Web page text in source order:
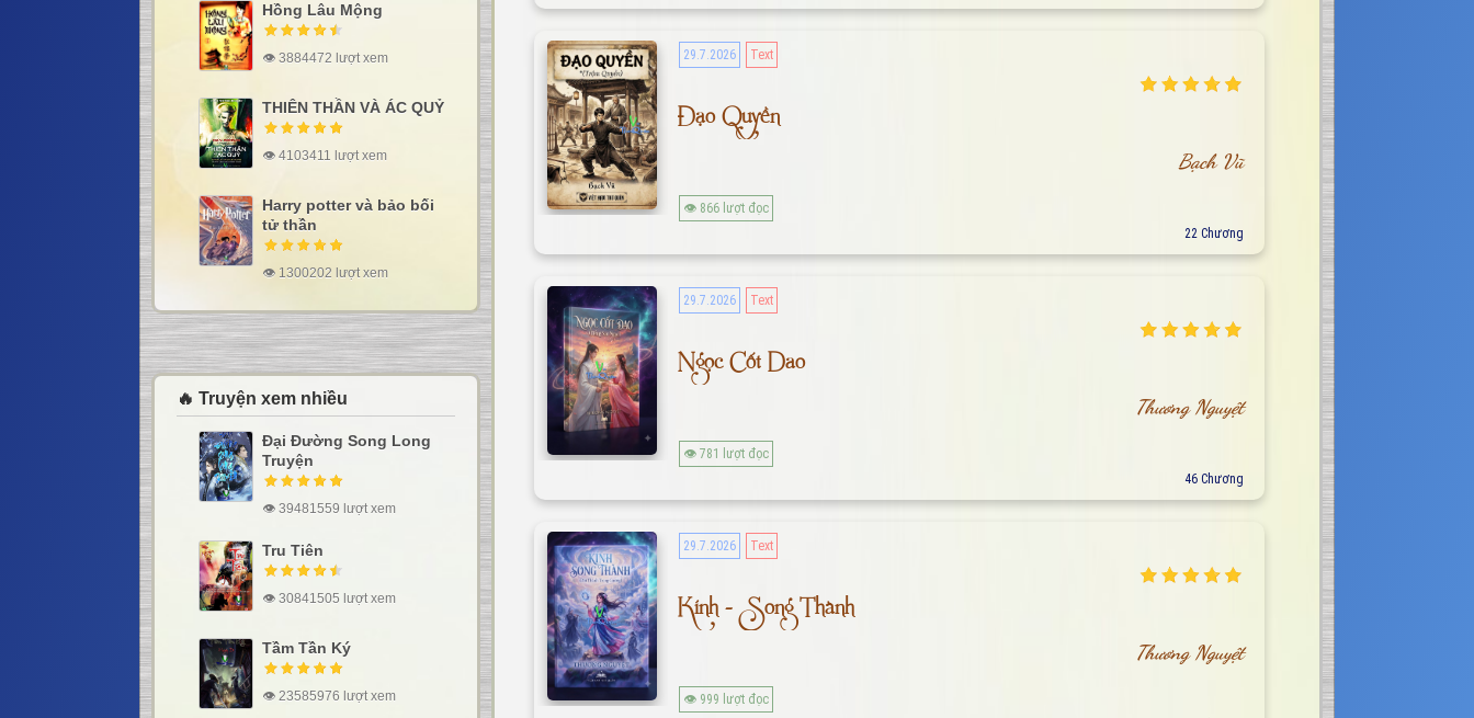
29.7.2026 Text
Đạo Quyền
Bạch Vũ
👁 866 lượt đọc
22 Chương
29.7.2026 Text
Ngọc Cốt Dao
Thương Nguyệt
👁 781 lượt đọc
46 Chương
29.7.2026 Text
Kính - Song Thành
Thương Nguyệt
👁 999 lượt đọc
Hồng Lâu Mộng
👁 3884472 lượt xem
THIÊN THẦN VÀ ÁC QUỶ
👁 4103411 lượt xem
Harry potter và bảo bối
tử thần
👁 1300202 lượt xem
🔥 Truyện xem nhiều
Đại Đường Song Long
Truyện
👁 39481559 lượt xem
Tru Tiên
👁 30841505 lượt xem
Tầm Tần Ký
👁 23585976 lượt xem